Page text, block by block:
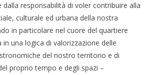
dalla responsabilità di voler contribuire alla
culturale ed urbana della nostra
in particolare nel cuore del quartiere
in una logica di valorizzazione delle
del nostro territorio e di
proprio tempo e degli spazi –